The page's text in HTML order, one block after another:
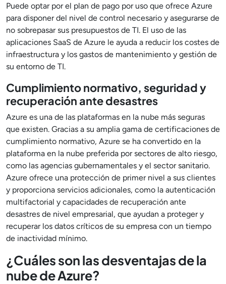
Puede optar por el plan de pago por uso que ofrece Azure
para disponer del nivel de control necesario y asegurarse de
no sobrepasar sus presupuestos de TI. El uso de las
aplicaciones SaaS de Azure le ayuda a reducir los costes de
infraestructura y los gastos de mantenimiento y gestión de
su entorno de TI.
Cumplimiento normativo, seguridad y
recuperación ante desastres
Azure es una de las plataformas en la nube más seguras
que existen. Gracias a su amplia gama de certificaciones de
cumplimiento normativo, Azure se ha convertido en la
plataforma en la nube preferida por sectores de alto riesgo,
como las agencias gubernamentales y el sector sanitario.
Azure ofrece una protección de primer nivel a sus clientes
y proporciona servicios adicionales, como la autenticación
multifactorial y capacidades de recuperación ante
desastres de nivel empresarial, que ayudan a proteger y
recuperar los datos críticos de su empresa con un tiempo
de inactividad mínimo.
¿Cuáles son las desventajas de la
nube de Azure?